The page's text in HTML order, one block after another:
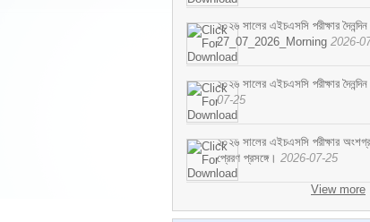
২০২৬ সালের এইচএসসি পরীক্ষার দৈনন্দিন
27_07_2026_Morning 2026-
২০২৬ সালের এইচএসসি পরীক্ষার
07-25
২০২৬ সালের এইচএসসি পরীক্ষার
প্রেরণ প্রসঙ্গে। 2026-07-25
View more